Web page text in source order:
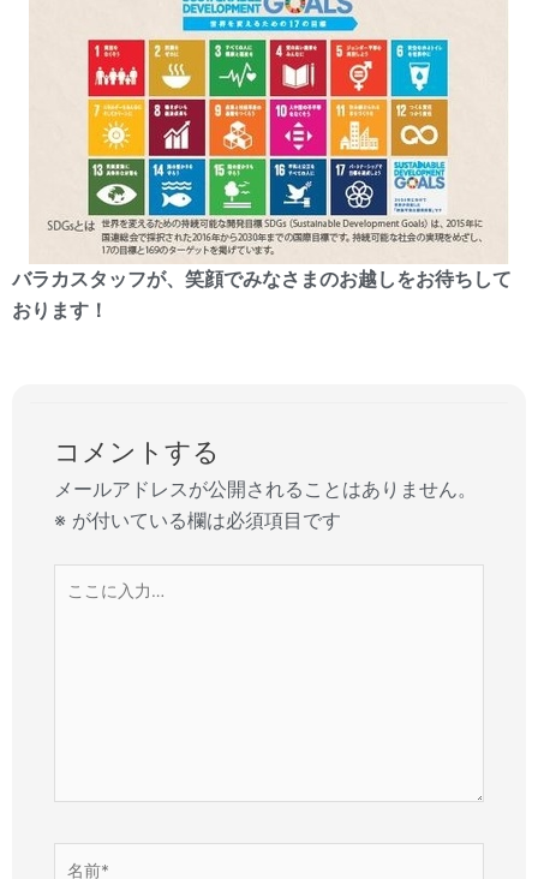
バラカスタッフが、笑顔でみなさまのお越しをお待ちして
おります！
コメントする
メールアドレスが公開されることはありません。
※ が付いている欄は必須項目です